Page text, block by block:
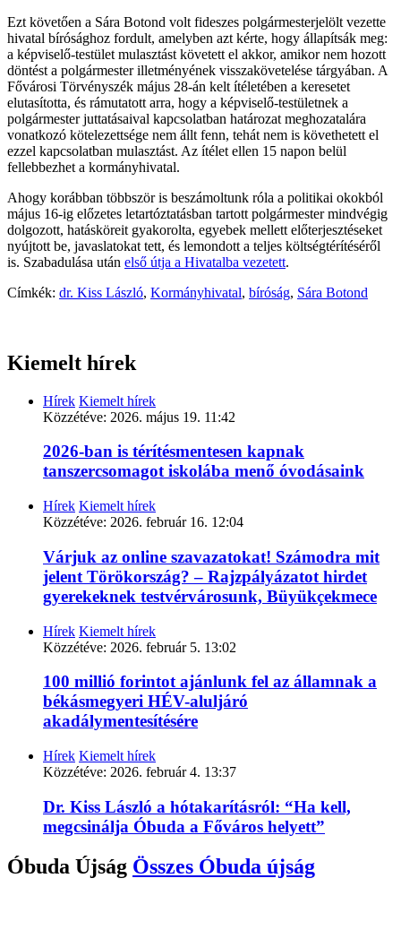
Ezt követően a Sára Botond volt fideszes polgármesterjelölt vezette
hivatal bírósághoz fordult, amelyben azt kérte, hogy állapítsák meg:
a képviselő-testület mulasztást követett el akkor, amikor nem hozott
döntést a polgármester illetményének visszakövetelése tárgyában. A
Fővárosi Törvényszék május 28-án kelt ítéletében a keresetet
elutasította, és rámutatott arra, hogy a képviselő-testületnek a
polgármester juttatásaival kapcsolatban határozat meghozatalára
vonatkozó kötelezettsége nem állt fenn, tehát nem is követhetett el
ezzel kapcsolatban mulasztást. Az ítélet ellen 15 napon belül
fellebbezhet a kormányhivatal.
Ahogy korábban többször is beszámoltunk róla a politikai okokból
május 16-ig előzetes letartóztatásban tartott polgármester mindvégig
dolgozott, hatásköreit gyakorolta, egyebek mellett előterjesztéseket
nyújtott be, javaslatokat tett, és lemondott a teljes költségtérítéséről
is. Szabadulása után első útja a Hivatalba vezetett.
Címkék: dr. Kiss László, Kormányhivatal, bíróság, Sára Botond
Kiemelt hírek
Hírek Kiemelt hírek
Közzétéve: 2026. május 19. 11:42
2026-ban is térítésmentesen kapnak
tanszercsomagot iskolába menő óvodásaink
Hírek Kiemelt hírek
Közzétéve: 2026. február 16. 12:04
Várjuk az online szavazatokat! Számodra mit
jelent Törökország? – Rajzpályázatot hirdet
gyerekeknek testvérvárosunk, Büyükçekmece
Hírek Kiemelt hírek
Közzétéve: 2026. február 5. 13:02
100 millió forintot ajánlunk fel az államnak a
békásmegyeri HÉV-aluljáró
akadálymentesítésére
Hírek Kiemelt hírek
Közzétéve: 2026. február 4. 13:37
Dr. Kiss László a hótakarításról: “Ha kell,
megcsinálja Óbuda a Főváros helyett”
Óbuda Újság Összes Óbuda újság